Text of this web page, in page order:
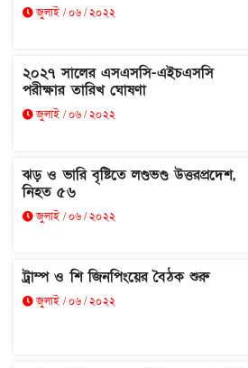
জুলাই / ০৬ / ২০২২
২০২৭ সালের এসএসসি-এইচএসসি
পরীক্ষার তারিখ ঘোষণা
জুলাই / ০৬ / ২০২২
ঝড় ও ভারি বৃষ্টিতে লণ্ডভণ্ড উত্তরপ্রদেশ,
নিহত ৫৬
জুলাই / ০৬ / ২০২২
ট্রাম্প ও শি জিনপিংয়ের বৈঠক শুরু
জুলাই / ০৬ / ২০২২